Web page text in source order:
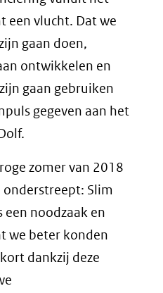
een vlucht. Dat we
gaan doen,
ontwikkelen en
gaan gebruiken
gegeven aan het
zomer van 2018
Slim
noodzaak en
we beter konden
dankzij deze